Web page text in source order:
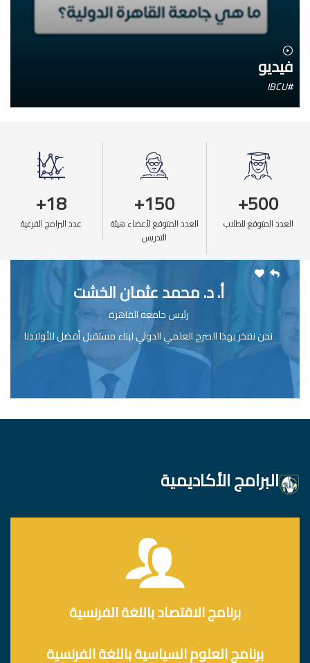
فيديو
#IBCU
18+
عدد البرامج الفرعية
150+
العدد المتوقع لأعضاء هيئة
التدريس
500+
العدد المتوقع للطلاب
أ. د. محمد عثمان الخشت
رئيس جامعة القاهرة
نحن نفخر بهذا الصرح العلمي الدولي لبناء مستقبل أفضل للأولادنا
البرامج الأكاديمية
برنامج الاقتصاد باللغة الفرنسية
برنامج العلوم السياسية باللغة الفرنسية